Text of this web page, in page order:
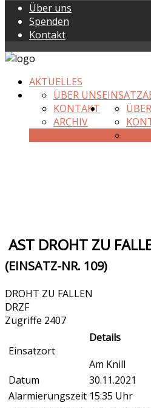
Über uns
Spenden
Kontakt
AKTUELLES
ÜBER UNS
KONTAKT
ARCHIV
AST DROHT ZU
(EINSATZ-NR. 109)
DROHT ZU FALLEN
DRZF
Zugriffe 2407
Einsatzort
Details
Am Knill
Datum
30.11.2021
Alarmierungszeit 15:35 Uhr